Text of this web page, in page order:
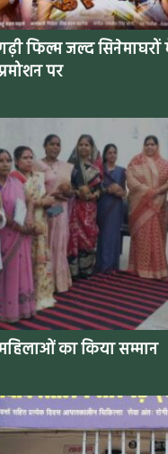
फिल्म जल्द
पर
का किया सम्मान